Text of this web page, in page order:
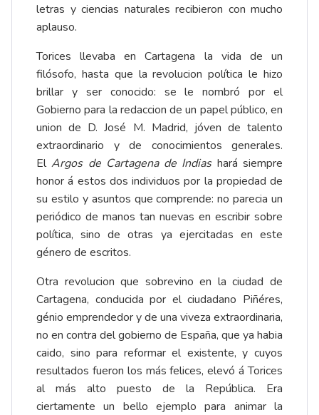
letras y ciencias naturales recibieron con mucho
aplauso.
Torices llevaba en Cartagena la vida de un
filósofo, hasta que la revolucion política le hizo
brillar y ser conocido: se le nombró por el
Gobierno para la redaccion de un papel público, en
union de D. José M. Madrid, jóven de talento
extraordinario y de conocimientos generales.
ElArgos de Cartagena de Indiashará siempre
honor á estos dos individuos por la propiedad de
su estilo y asuntos que comprende: no parecia un
periódico de manos tan nuevas en escribir sobre
política, sino de otras ya ejercitadas en este
género de escritos.
Otra revolucion que sobrevino en la ciudad de
Cartagena, conducida por el ciudadano Piñéres,
génio emprendedor y de una viveza extraordinaria,
no en contra del gobierno de España, que ya habia
caido, sino para reformar el existente, y cuyos
resultados fueron los más felices, elevó á Torices
al más alto puesto de la República. Era
ciertamente un bello ejemplo para animar la